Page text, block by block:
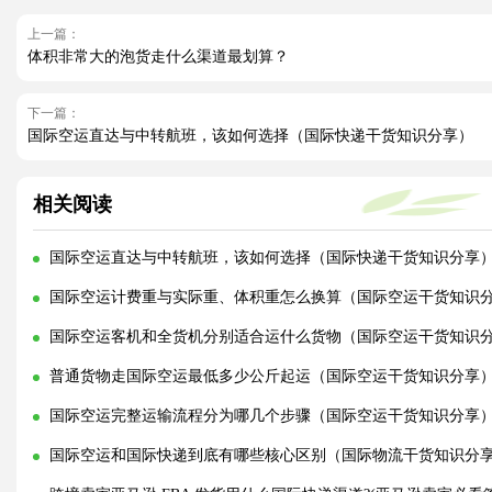
上一篇：
体积非常大的泡货走什么渠道最划算？
下一篇：
国际空运直达与中转航班，该如何选择（国际快递干货知识分享）
相关阅读
国际空运直达与中转航班，该如何选择（国际快递干货知识分享）
国际空运计费重与实际重、体积重怎么换算（国际空运干货知识分
国际空运客机和全货机分别适合运什么货物（国际空运干货知识分
普通货物走国际空运最低多少公斤起运（国际空运干货知识分享）
国际空运完整运输流程分为哪几个步骤（国际空运干货知识分享）
国际空运和国际快递到底有哪些核心区别（国际物流干货知识分享